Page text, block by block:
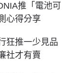
推「電池可
心得分享
狂推一少見品
社才有賣